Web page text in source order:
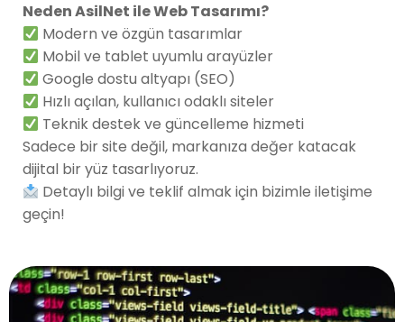
Neden AsilNet ile Web Tasarımı?
Modern ve özgün tasarımlar
Mobil ve tablet uyumlu arayüzler
Google dostu altyapı (SEO)
Hızlı açılan, kullanıcı odaklı siteler
Teknik destek ve güncelleme hizmeti
Sadece bir site değil, markanıza değer katacak
dijital bir yüz tasarlıyoruz.
Detaylı bilgi ve teklif almak için bizimle iletişime
geçin!